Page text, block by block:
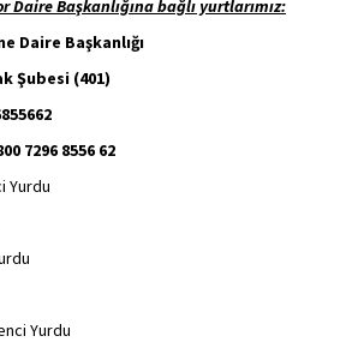
Daire Başkanlığına bağlı yurtlarımız:
Daire Başkanlığı
Şubesi (401)
7296 8556 62
Yurdu
Yurdu